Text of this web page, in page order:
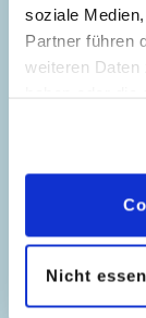
soziale
Partner führen
weiteren Daten
geben,
Nicht